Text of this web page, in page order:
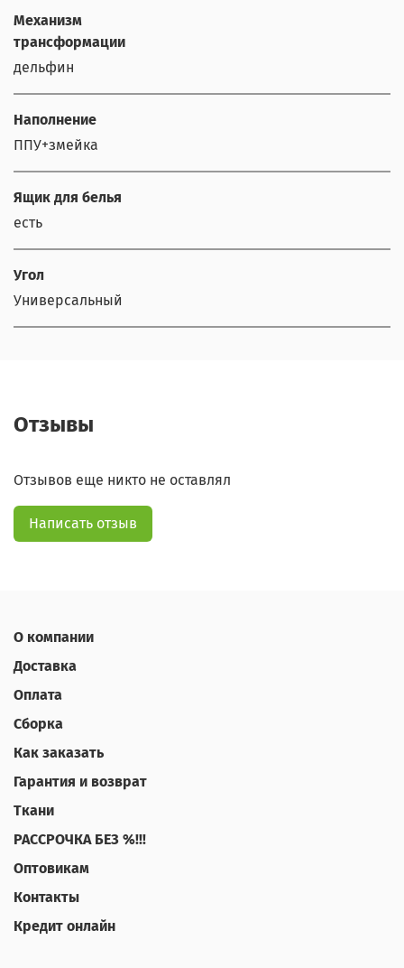
Механизм
трансформации
дельфин
Наполнение
ППУ+змейка
Ящик для белья
есть
Угол
Универсальный
Отзывы
Отзывов еще никто не оставлял
Написать отзыв
О компании
Доставка
Оплата
Сборка
Как заказать
Гарантия и возврат
Ткани
РАССРОЧКА БЕЗ %!!!
Оптовикам
Контакты
Кредит онлайн